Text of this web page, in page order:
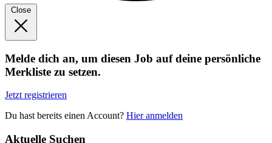
Close
Melde dich an, um diesen Job auf deine persönliche
Merkliste zu setzen.
Jetzt registrieren
Du hast bereits einen Account? Hier anmelden
Aktuelle Suchen